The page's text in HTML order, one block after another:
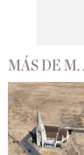
MÁS DE